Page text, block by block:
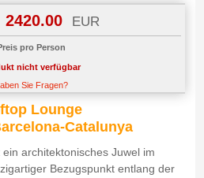
2420.00 EUR
pro Person
nicht verfügbar
Sie Fragen?
Lounge
Catalunya
architektonisches Juwel im
Bezugspunkt entlang der